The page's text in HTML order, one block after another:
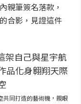
親筆簽名落款，
合影，見證這件
共同打造的藝術機，親眼